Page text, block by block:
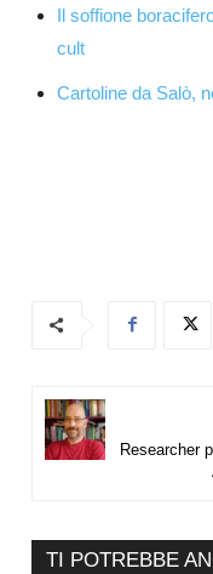
Il soffione
cult
Cartoline da Salò,
Researcher
TI POTREBBE